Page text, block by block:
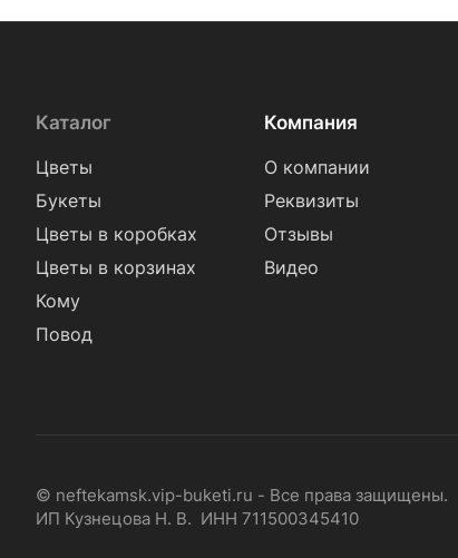
Каталог
Цветы
Букеты
Цветы в коробках
Цветы в корзинах
Кому
Повод
Компания
О компании
Реквизиты
Отзывы
Видео
© neftekamsk.vip-buketi.ru - Все права защищены.
ИП Кузнецова Н. В. ИНН 711500345410